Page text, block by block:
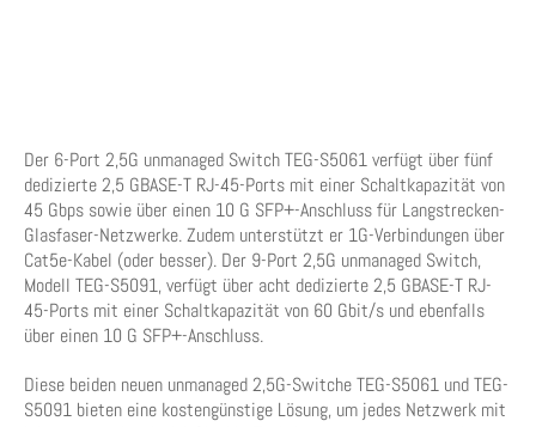
Der 6-Port 2,5G unmanaged Switch TEG-S5061 verfügt über fünf
dedizierte 2,5 GBASE-T RJ-45-Ports mit einer Schaltkapazität von
45 Gbps sowie über einen 10 G SFP+-Anschluss für Langstrecken-
Glasfaser-Netzwerke. Zudem unterstützt er 1G-Verbindungen über
Cat5e-Kabel (oder besser). Der 9-Port 2,5G unmanaged Switch,
Modell TEG-S5091, verfügt über acht dedizierte 2,5 GBASE-T RJ-
45-Ports mit einer Schaltkapazität von 60 Gbit/s und ebenfalls
über einen 10 G SFP+-Anschluss.
Diese beiden neuen unmanaged 2,5G-Switche TEG-S5061 und TEG-
S5091 bieten eine kostengünstige Lösung, um jedes Netzwerk mit